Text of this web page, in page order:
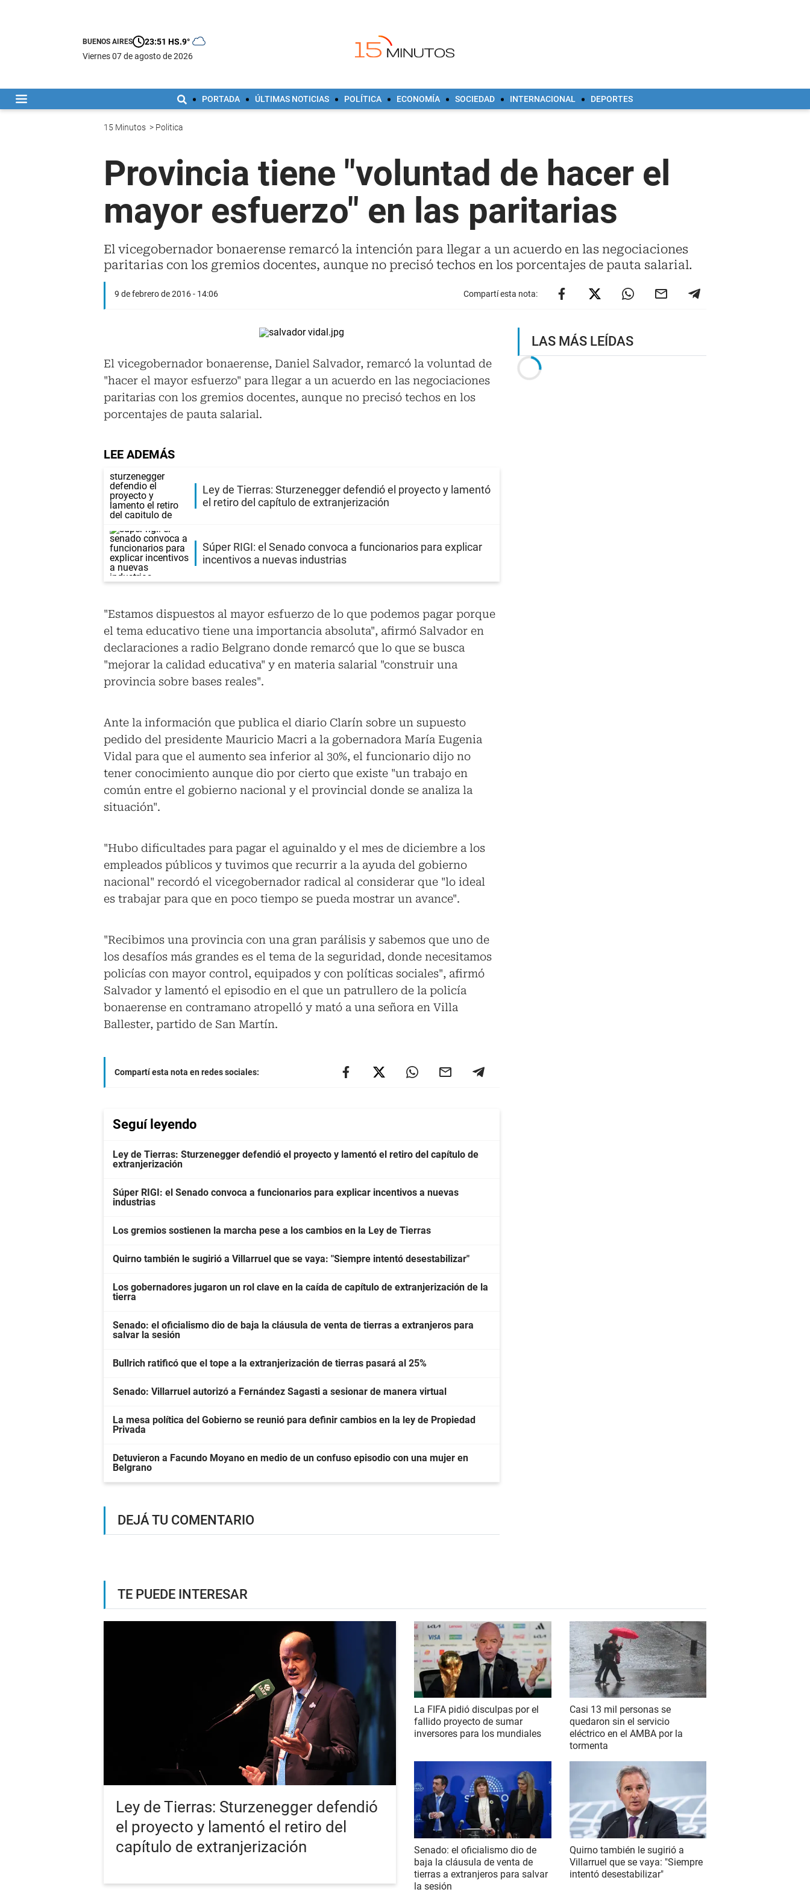
BUENOS AIRES 23:51 HS.9°
viernes 07 de agosto de 2026
PORTADA ÚLTIMAS NOTICIAS POLÍTICA ECONOMÍA SOCIEDAD INTERNACIONAL DEPORTES
15 Minutos > Politica
Provincia tiene "voluntad de hacer el
mayor esfuerzo" en las paritarias
El vicegobernador bonaerense remarcó la intención para llegar a un acuerdo en las negociaciones
paritarias con los gremios docentes, aunque no precisó techos en los porcentajes de pauta salarial.
9 de febrero de 2016 - 14:06 Compartí esta nota:
El vicegobernador bonaerense, Daniel Salvador, remarcó la voluntad de
"hacer el mayor esfuerzo" para llegar a un acuerdo en las negociaciones
paritarias con los gremios docentes, aunque no precisó techos en los
porcentajes de pauta salarial.
LEE ADEMÁS
Ley de Tierras: Sturzenegger defendió el proyecto y lamentó
el retiro del capítulo de extranjerización
Súper RIGI: el Senado convoca a funcionarios para explicar
incentivos a nuevas industrias
"Estamos dispuestos al mayor esfuerzo de lo que podemos pagar porque
el tema educativo tiene una importancia absoluta", afirmó Salvador en
declaraciones a radio Belgrano donde remarcó que lo que se busca
"mejorar la calidad educativa" y en materia salarial "construir una
provincia sobre bases reales".
Ante la información que publica el diario Clarín sobre un supuesto
pedido del presidente Mauricio Macri a la gobernadora María Eugenia
Vidal para que el aumento sea inferior al 30%, el funcionario dijo no
tener conocimiento aunque dio por cierto que existe "un trabajo en
común entre el gobierno nacional y el provincial donde se analiza la
situación".
"Hubo dificultades para pagar el aguinaldo y el mes de diciembre a los
empleados públicos y tuvimos que recurrir a la ayuda del gobierno
nacional" recordó el vicegobernador radical al considerar que "lo ideal
es trabajar para que en poco tiempo se pueda mostrar un avance".
"Recibimos una provincia con una gran parálisis y sabemos que uno de
los desafíos más grandes es el tema de la seguridad, donde necesitamos
policías con mayor control, equipados y con políticas sociales", afirmó
Salvador y lamentó el episodio en el que un patrullero de la policía
bonaerense en contramano atropelló y mató a una señora en Villa
Ballester, partido de San Martín.
Compartí esta nota en redes sociales:
Seguí leyendo
Ley de Tierras: Sturzenegger defendió el proyecto y lamentó el retiro del capítulo de
extranjerización
Súper RIGI: el Senado convoca a funcionarios para explicar incentivos a nuevas
industrias
Los gremios sostienen la marcha pese a los cambios en la Ley de Tierras
Quirno también le sugirió a Villarruel que se vaya: "Siempre intentó desestabilizar"
Los gobernadores jugaron un rol clave en la caída de capítulo de extranjerización de la
tierra
Senado: el oficialismo dio de baja la cláusula de venta de tierras a extranjeros para
salvar la sesión
Bullrich ratificó que el tope a la extranjerización de tierras pasará al 25%
Senado: Villarruel autorizó a Fernández Sagasti a sesionar de manera virtual
La mesa política del Gobierno se reunió para definir cambios en la ley de Propiedad
Privada
Detuvieron a Facundo Moyano en medio de un confuso episodio con una mujer en
Belgrano
DEJÁ TU COMENTARIO
LAS MÁS LEÍDAS
TE PUEDE INTERESAR
Ley de Tierras: Sturzenegger defendió
el proyecto y lamentó el retiro del
capítulo de extranjerización
La FIFA pidió disculpas por el
fallido proyecto de sumar
inversores para los mundiales
Casi 13 mil personas se
quedaron sin el servicio
eléctrico en el AMBA por la
tormenta
Senado: el oficialismo dio de
baja la cláusula de venta de
tierras a extranjeros para salvar
la sesión
Quirno también le sugirió a
Villarruel que se vaya: "Siempre
intentó desestabilizar"